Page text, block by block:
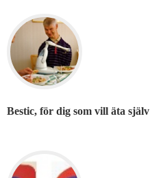
Bestic, för dig som vill äta själv